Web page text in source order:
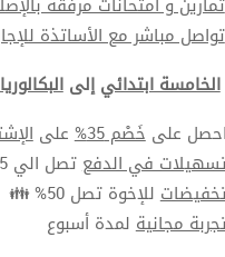
تواصل مباشر مع الأساتذة
الخامسة ابتدائيإلىالبكالوريا
علىخَصْم 35% على
في الدفعتصل الي 5 أقساط 😍
للإخوة تصل 50% 👪
مجانيةلمدة أسبوع